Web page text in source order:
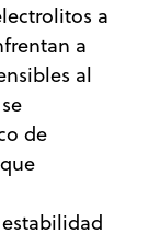
a
a
al
de